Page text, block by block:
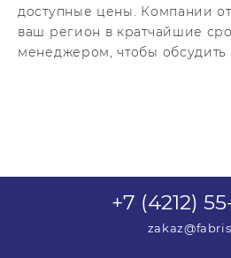
доступные цены. Компании
ваш регион в кратчайшие
менеджером, чтобы обсудить
+7 (4212)